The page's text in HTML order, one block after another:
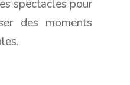
spectacles pour
des moments